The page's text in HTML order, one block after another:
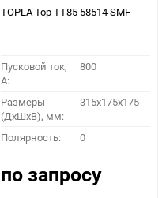
TOPLA Top TT85 58514 SMF
Пусковой ток,
A:
800
Размеры
(ДхШхВ), мм:
315x175x175
Полярность: 0
по запросу